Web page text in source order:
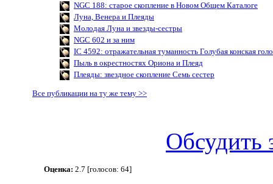
NGC 188: старое скопление в Новом Общем Каталоге
Луна, Венера и Плеяды
Молодая Луна и звезды-сестры
NGC 602 и за ним
IC 4592: отражательная туманность Голубая конская
Пыль в окрестностях Ориона и Плеяд
Плеяды: звездное скопление Семь сестер
Все публикации на ту же тему >>
Обсудить
Оценка: 2.7 [голосов: 64]